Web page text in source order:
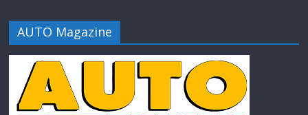
AUTO Magazine